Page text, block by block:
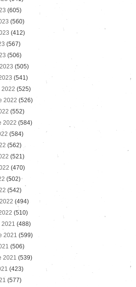
(605)
(560)
(412)
(567)
(506)
(505)
(541)
2022 (525)
2022 (526)
(552)
2022 (584)
(584)
(562)
(521)
(470)
(502)
(542)
(494)
(510)
2021 (488)
2021 (599)
(506)
2021 (539)
(423)
(577)